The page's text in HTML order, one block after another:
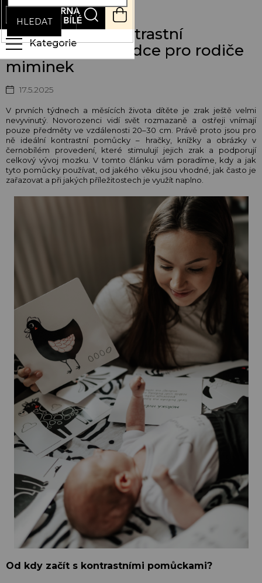
Přejít
obsah
HLEDAT
NÁKUPNÍ
KOŠÍK
Jak používat kontrastní
pomůcky: Průvodce pro rodiče
miminek
17.5.2025
V prvních týdnech a měsících života dítěte je zrak ještě velmi
nevyvinutý. Novorozenci vidí svět rozmazaně a ostřeji vnímají
pouze předměty ve vzdálenosti 20–30 cm. Právě proto jsou pro
ně ideální kontrastní pomůcky – hračky, knížky a obrázky v
černobílém provedení, které stimulují jejich zrak a podporují
celkový vývoj mozku. V tomto článku vám poradíme, kdy a jak
tyto pomůcky používat, od jakého věku jsou vhodné, jak často je
zařazovat a při jakých příležitostech je využít naplno.
Od kdy začít s kontrastními pomůckami?